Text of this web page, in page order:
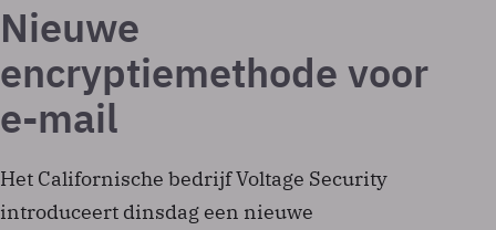
Nieuwe
encryptiemethode voor
e-mail
Het Californische bedrijf Voltage Security
introduceert dinsdag een nieuwe